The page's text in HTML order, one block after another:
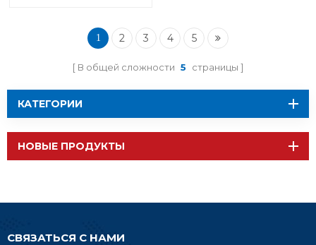
RF-BM-2340T2 с чип-
1 2 3 4 5
В общей сложности 5 страницы
КАТЕГОРИИ
НОВЫЕ ПРОДУКТЫ
СВЯЗАТЬСЯ С НАМИ